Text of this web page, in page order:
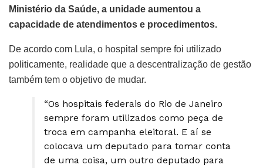
Ministério da Saúde, a unidade aumentou a
capacidade de atendimentos e procedimentos.
De acordo com Lula, o hospital sempre foi utilizado
politicamente, realidade que a descentralização de gestão
também tem o objetivo de mudar.
“Os hospitais federais do Rio de Janeiro
sempre foram utilizados como peça de
troca em campanha eleitoral. E aí se
colocava um deputado para tomar conta
de uma coisa, um outro deputado para